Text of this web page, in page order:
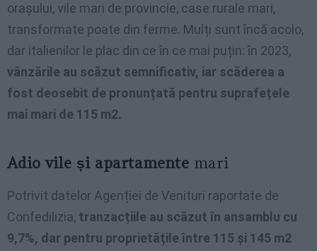
orașului, vile mari de provincie, case rurale mari,
transformate poate din ferme. Mulți sunt încă acolo,
dar italienilor le plac din ce în ce mai puțin: în 2023,
vânzările au scăzut semnificativ, iar scăderea a
fost deosebit de pronunțată pentru suprafețele
mai mari de 115 m2.
Adio vile și apartamente mari
Potrivit datelor Agenției de Venituri raportate de
Confedilizia, tranzacțiile au scăzut în ansamblu cu
9,7%, dar pentru proprietățile între 115 și 145 m2